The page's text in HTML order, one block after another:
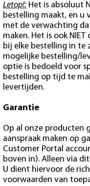
Letop!: Het is absoluut
bestelling maakt, en u
met de verwachting
maken. Het is ook
bij elke bestelling in te
mogelijke bestelling/
optie is bedoeld voor
bestelling op tijd te
levertijden.
Garantie
Op al onze producten
aanspraak maken op
Customer Portal
boven in). Alleen via
U dient hiervoor de
voorwaarden van